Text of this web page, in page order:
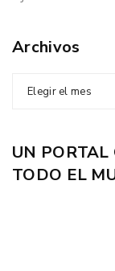
Archivos
Elegir el mes
UN
TODO EL